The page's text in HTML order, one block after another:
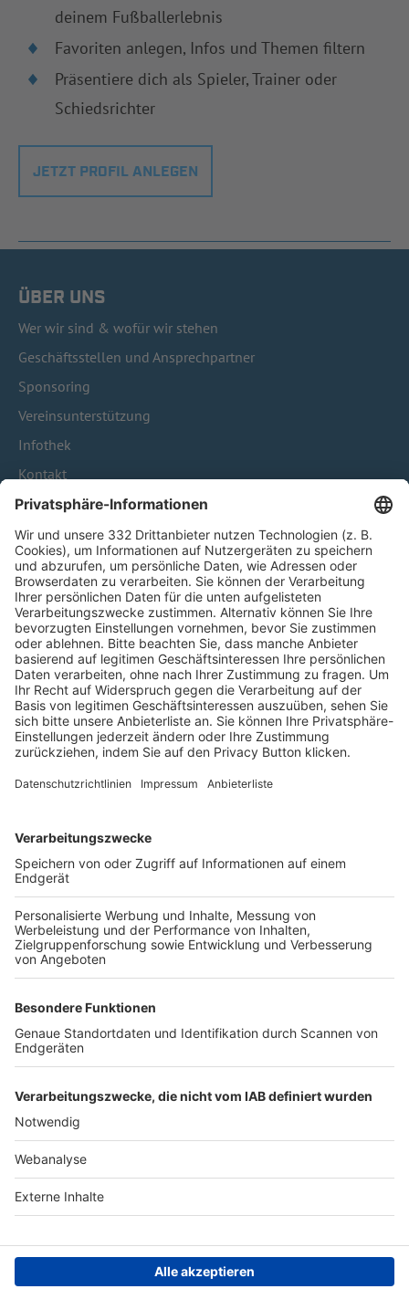
deinem Fußballerlebnis
Favoriten anlegen, Infos und Themen filtern
Präsentiere dich als Spieler, Trainer oder
Schiedsrichter
JETZT PROFIL ANLEGEN
ÜBER UNS
Wer wir sind & wofür wir stehen
Geschäftsstellen und Ansprechpartner
Sponsoring
Vereinsunterstützung
Infothek
Kontakt
HÄUFIG BESUCHTE SEITEN
Pässe und Vereinswechsel
Trainerausbildung
Schulungsangebot Vereinsmitarbeiter
BFV-Geschäftsstellen
Trainerbörse
Login SpielPlus
FOLGE DEM BFV
TOP-VEREINE
TOP-PARTNER
Nutzungsbedingungen Datenschutz Impressum